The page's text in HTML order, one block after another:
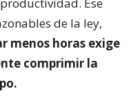
de la ley,
menos horas exige
comprimir la